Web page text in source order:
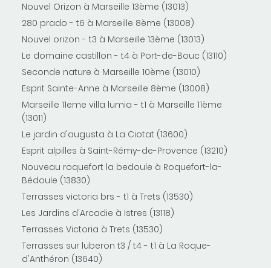
Nouvel Orizon à Marseille 13ème (13013)
280 prado - t6 à Marseille 8ème (13008)
Nouvel orizon - t3 à Marseille 13ème (13013)
Le domaine castillon - t4 à Port-de-Bouc (13110)
Seconde nature à Marseille 10ème (13010)
Esprit Sainte-Anne à Marseille 8ème (13008)
Marseille 11eme villa lumia - t1 à Marseille 11ème
(13011)
Le jardin d'augusta à La Ciotat (13600)
Esprit alpilles à Saint-Rémy-de-Provence (13210)
Nouveau roquefort la bedoule à Roquefort-la-
Bédoule (13830)
Terrasses victoria brs - t1 à Trets (13530)
Les Jardins d'Arcadie à Istres (13118)
Terrasses Victoria à Trets (13530)
Terrasses sur luberon t3 / t4 - t1 à La Roque-
d'Anthéron (13640)